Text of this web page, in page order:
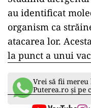
au identificat
organism ca
atacarea lor.
la punct a unui
Vrei să fii
Puterea.ro și pe